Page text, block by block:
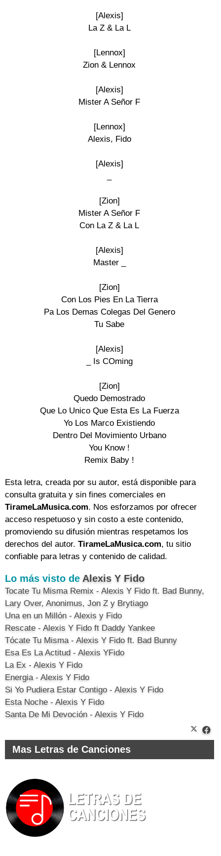
[Alexis]
La Z & La L
[Lennox]
Zion & Lennox
[Alexis]
Mister A Señor F
[Lennox]
Alexis, Fido
[Alexis]
[Zion]
Mister A Señor F
Con La Z & La L
[Alexis]
Master _
[Zion]
Con Los Pies En La Tierra
Pa Los Demas Colegas Del Genero
Tu Sabe
[Alexis]
_ Is COming
[Zion]
Quedo Demostrado
Que Lo Unico Que Esta Es La Fuerza
Yo Los Marco Existiendo
Dentro Del Movimiento Urbano
You Know !
Remix Baby !
Esta letra, creada por su autor, está disponible para
consulta gratuita y sin fines comerciales en
TirameLaMusica.com. Nos esforzamos por ofrecer
acceso respetuoso y sin costo a este contenido,
promoviendo su difusión mientras respetamos los
derechos del autor. TirameLaMusica.com, tu sitio
confiable para letras y contenido de calidad.
Lo más visto de Alexis Y Fido
Tocate Tu Misma Remix - Alexis Y Fido ft. Bad Bunny,
Lary Over, Anonimus, Jon Z y Brytiago
Una en un Millón - Alexis y Fido
Rescate - Alexis Y Fido ft Daddy Yankee
Tócate Tu Misma - Alexis Y Fido ft. Bad Bunny
Esa Es La Actitud - Alexis YFido
La Ex - Alexis Y Fido
Energia - Alexis Y Fido
Si Yo Pudiera Estar Contigo - Alexis Y Fido
Esta Noche - Alexis Y Fido
Santa De Mi Devoción - Alexis Y Fido
Mas Letras de Canciones